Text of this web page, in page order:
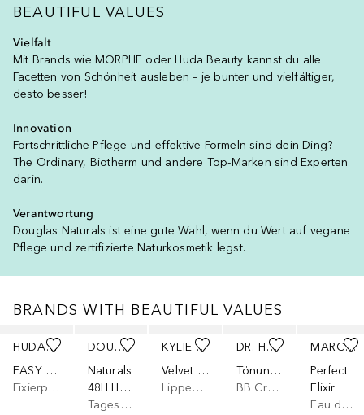
BEAUTIFUL VALUES
Vielfalt
Mit Brands wie MORPHE oder Huda Beauty kannst du alle
Facetten von Schönheit ausleben – je bunter und vielfältiger,
desto besser!
Innovation
Fortschrittliche Pflege und effektive Formeln sind dein Ding?
The Ordinary, Biotherm und andere Top-Marken sind Experten
darin.
Verantwortung
Douglas Naturals ist eine gute Wahl, wenn du Wert auf vegane
Pflege und zertifizierte Naturkosmetik legst.
BRANDS WITH BEAUTIFUL VALUES
HUDA BEAUTY
EASY BAKE LOOSE
Fixierpuder
DOUGLAS COLLECTION
Naturals
48H HYDRATING DAY CREAM
Tagescreme
KYLIE COSMETICS
Velvet Lip Kit
Lippen Make-up Set
DR. HAUSCHKA
Tönungscreme
BB Cream
MARC JACOBS
Perfect
Elixir
Eau de Parfum